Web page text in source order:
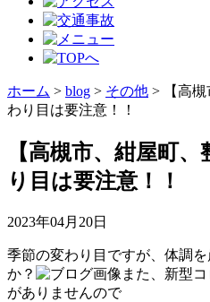
ホーム > blog > その他 >
【高
わり目は要注意！！
【高槻市、紺屋町
り目は要注意！！
2023年04月20日
季節の変わり目ですが、体調
か？
また、新型
がありませんので